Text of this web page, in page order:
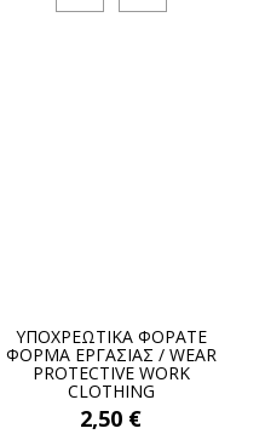
ΥΠΟΧΡΕΩΤΙΚΑ ΦΟΡΑΤΕ
ΦΟΡΜΑ ΕΡΓΑΣΙΑΣ / WEAR
PROTECTIVE WORK
CLOTHING
2,50 €